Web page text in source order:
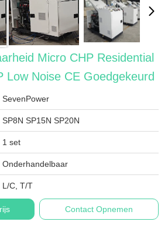
Micro CHP Residential
Low Noise CE Goedgekeurd
SevenPower
SP8N SP15N SP20N
1 set
Onderhandelbaar
L/C, T/T
Contact Opnemen